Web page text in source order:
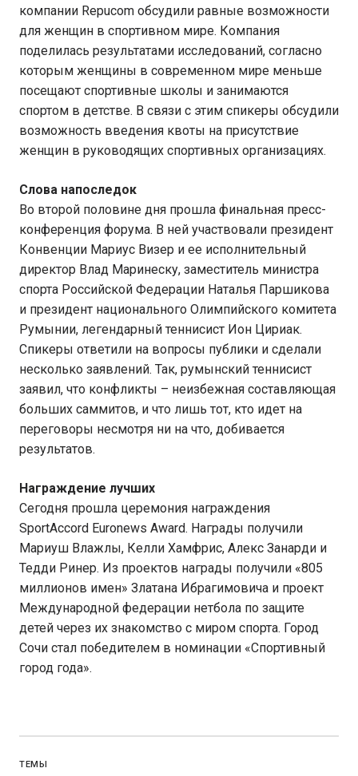
компании Repucom обсудили равные возможности
для женщин в спортивном мире. Компания
поделилась результатами исследований, согласно
которым женщины в современном мире меньше
посещают спортивные школы и занимаются
спортом в детстве. В связи с этим спикеры обсудили
возможность введения квоты на присутствие
женщин в руководящих спортивных организациях.
Слова напоследок
Во второй половине дня прошла финальная пресс-
конференция форума. В ней участвовали президент
Конвенции Мариус Визер и ее исполнительный
директор Влад Маринеску, заместитель министра
спорта Российской Федерации Наталья Паршикова
и президент национального Олимпийского комитета
Румынии, легендарный теннисист Ион Цириак.
Спикеры ответили на вопросы публики и сделали
несколько заявлений. Так, румынский теннисист
заявил, что конфликты – неизбежная составляющая
больших саммитов, и что лишь тот, кто идет на
переговоры несмотря ни на что, добивается
результатов.
Награждение лучших
Сегодня прошла церемония награждения
SportAccord Euronews Award. Награды получили
Мариуш Влажлы, Келли Хамфрис, Алекс Занарди и
Тедди Ринер. Из проектов награды получили «805
миллионов имен» Златана Ибрагимовича и проект
Международной федерации нетбола по защите
детей через их знакомство с миром спорта. Город
Сочи стал победителем в номинации «Спортивный
город года».
ТЕМЫ